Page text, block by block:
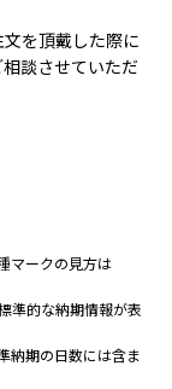
を頂戴した際に
談させていただ
マークの見方は
準的な納期情報が表
納期の日数には含ま